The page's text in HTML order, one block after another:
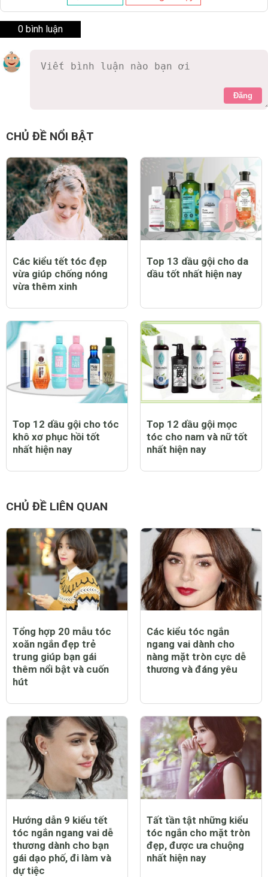
0 bình luận
Đăng
CHỦ ĐỀ NỔI BẬT
Các kiểu tết tóc đẹp
vừa giúp chống nóng
vừa thêm xinh
Top 13 dầu gội cho da
dầu tốt nhất hiện nay
Top 12 dầu gội cho tóc
khô xơ phục hồi tốt
nhất hiện nay
Top 12 dầu gội mọc
tóc cho nam và nữ tốt
nhất hiện nay
CHỦ ĐỀ LIÊN QUAN
Tổng hợp 20 mẫu tóc
xoăn ngắn đẹp trẻ
trung giúp bạn gái
thêm nổi bật và cuốn
hút
Các kiểu tóc ngắn
ngang vai dành cho
nàng mặt tròn cực dễ
thương và đáng yêu
Hướng dẫn 9 kiểu tết
tóc ngắn ngang vai dễ
thương dành cho bạn
gái dạo phố, đi làm và
dự tiệc
Tất tần tật những kiểu
tóc ngắn cho mặt tròn
đẹp, được ưa chuộng
nhất hiện nay